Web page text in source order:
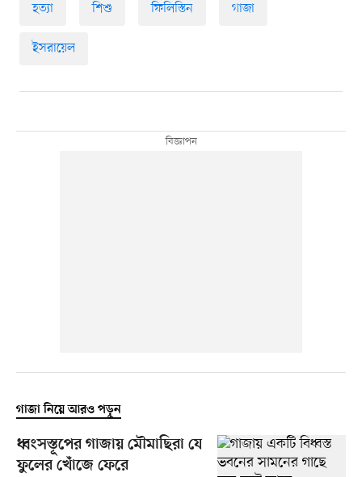
হত্যা শিশু ফিলিস্তিন গাজা
ইসরায়েল
গাজা নিয়ে আরও পড়ুন
ধ্বংসস্তূপের গাজায় মৌমাছিরা যে
ফুলের খোঁজে ফেরে